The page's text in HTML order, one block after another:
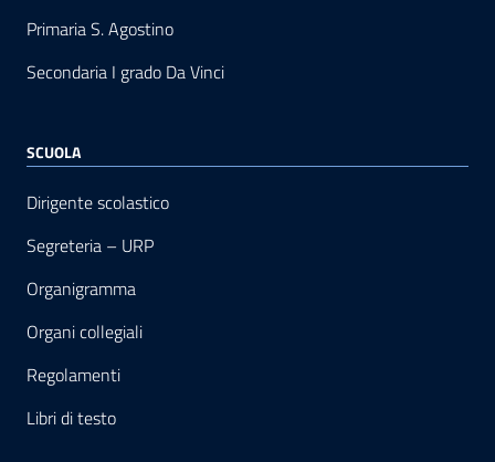
Primaria S. Agostino
Secondaria I grado Da Vinci
SCUOLA
Dirigente scolastico
Segreteria – URP
Organigramma
Organi collegiali
Regolamenti
Libri di testo